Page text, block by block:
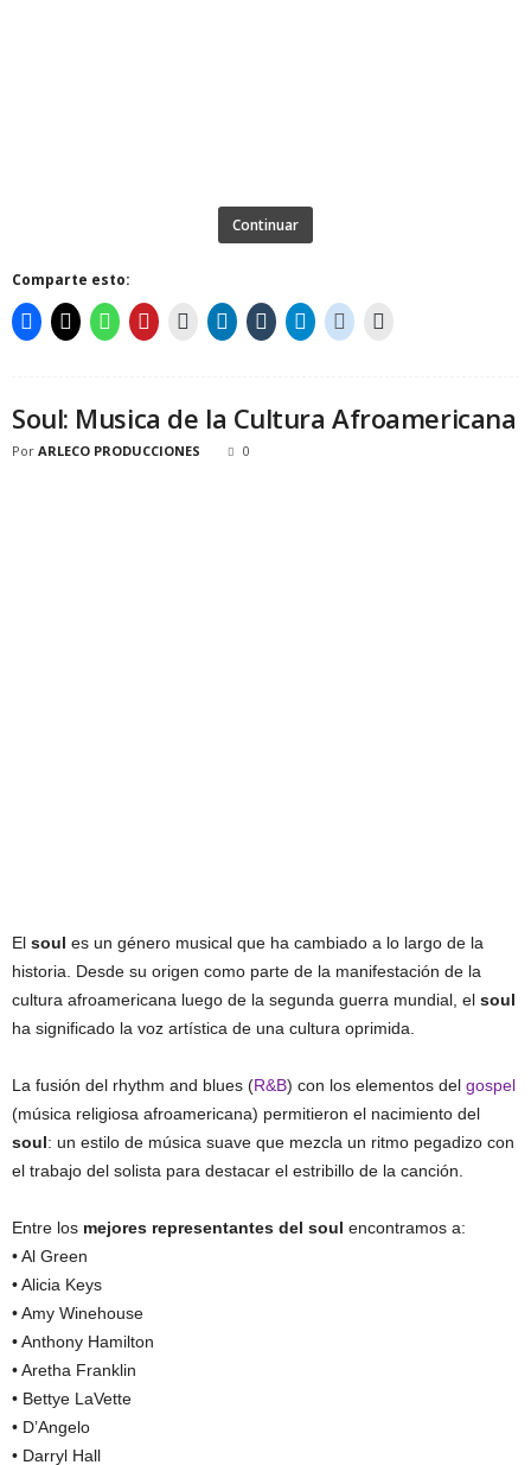
Continuar
Comparte esto:
Soul: Musica de la Cultura Afroamericana
Por ARLECO PRODUCCIONES 0
El soul es un género musical que ha cambiado a lo largo de la
historia. Desde su origen como parte de la manifestación de la
cultura afroamericana luego de la segunda guerra mundial, el soul
ha significado la voz artística de una cultura oprimida.
La fusión del rhythm and blues (R&B) con los elementos del gospel
(música religiosa afroamericana) permitieron el nacimiento del
soul: un estilo de música suave que mezcla un ritmo pegadizo con
el trabajo del solista para destacar el estribillo de la canción.
Entre los mejores representantes del soul encontramos a:
• Al Green
• Alicia Keys
• Amy Winehouse
• Anthony Hamilton
• Aretha Franklin
• Bettye LaVette
• D’Angelo
• Darryl Hall